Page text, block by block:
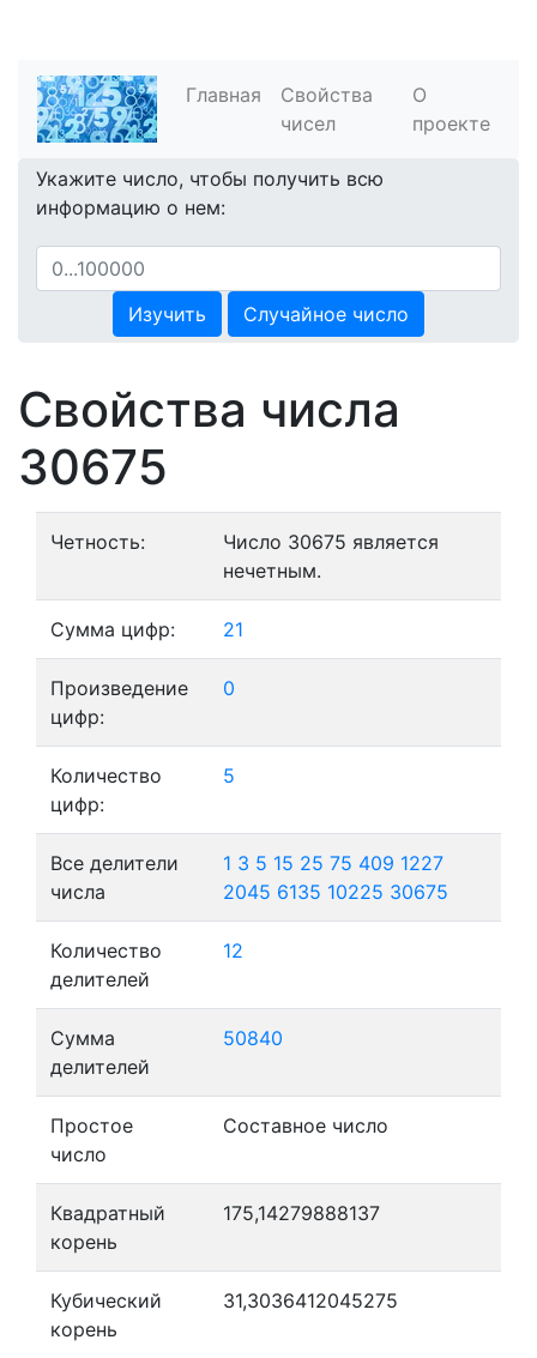
Главная
Свойства
чисел
О
проекте
Укажите число, чтобы получить всю
информацию о нем:
Изучить Случайное число
Свойства числа
30675
Четность:
Число 30675 является
нечетным.
Сумма цифр: 21
Произведение
цифр:
0
Количество
цифр:
5
Все делители
числа
1 3 5 15 25 75 409 1227
2045 6135 10225 30675
Количество
делителей
12
Сумма
делителей
50840
Простое
число
Составное число
Квадратный
корень
175,14279888137
Кубический
корень
31,3036412045275